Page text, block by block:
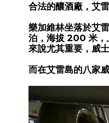
合法的釀酒廠，艾
樂加維林坐落於艾
泊，海拔 200 米，
來說尤其重要，威
而在艾雷島的八家